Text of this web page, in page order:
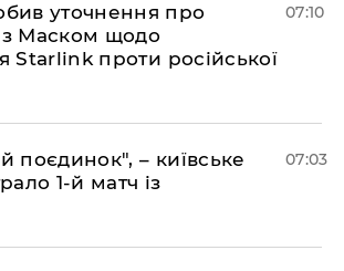
уточнення про
Маском щодо
Starlink проти російської
07:10
поєдинок", – київське
1-й матч із
07:03